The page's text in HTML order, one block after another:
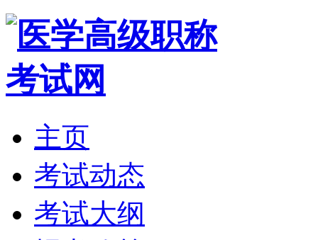
主页
考试动态
考试大纲